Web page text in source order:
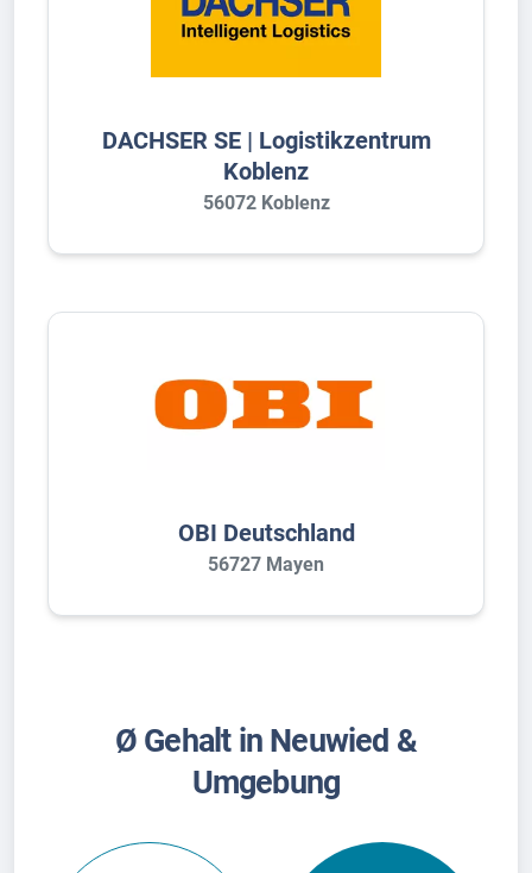
DACHSER SE | Logistikzentrum
Koblenz
56072 Koblenz
OBI Deutschland
56727 Mayen
Ø Gehalt in Neuwied &
Umgebung